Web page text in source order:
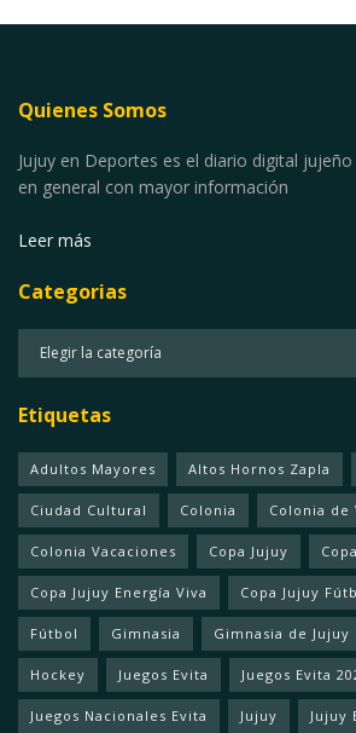
Quienes Somos
Jujuy en Deportes es el diario digital
en general con mayor información
Leer más
Categorias
Etiquetas
Adultos Mayores Altos Hornos Zapla
Ciudad Cultural Colonia Colonia de
Colonia Vacaciones Copa Jujuy
Copa Jujuy Energía Viva Copa Jujuy
Fútbol Gimnasia Gimnasia de Jujuy
Hockey Juegos Evita Juegos Evita
Juegos Nacionales Evita Jujuy Jujuy